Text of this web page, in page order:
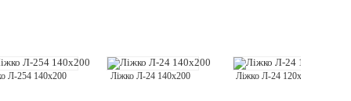
Л-254 140x200 Ліжко Л-24 140x200 Ліжко Л-24 120x190